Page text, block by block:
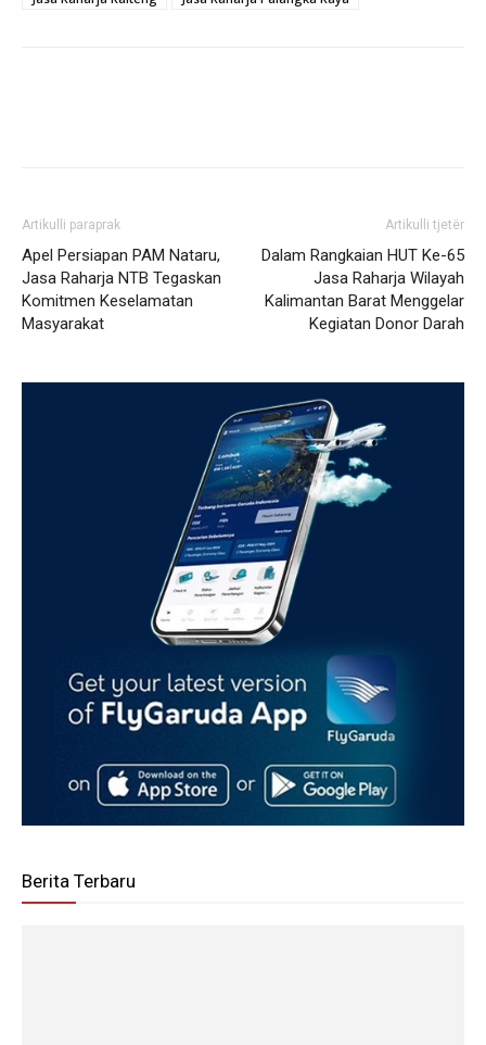
Artikulli paraprak
Apel Persiapan PAM Nataru,
Jasa Raharja NTB Tegaskan
Komitmen Keselamatan
Masyarakat
Artikulli tjetër
Dalam Rangkaian HUT Ke-65
Jasa Raharja Wilayah
Kalimantan Barat Menggelar
Kegiatan Donor Darah
Berita Terbaru